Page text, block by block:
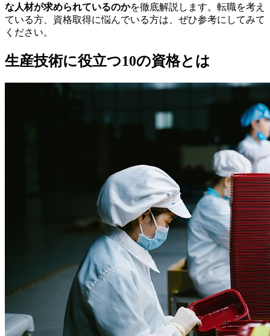
な人材が求められているのかを徹底解説します。転職を考え
ている方、資格取得に悩んでいる方は、ぜひ参考にしてみて
ください。
生産技術に役立つ10の資格とは